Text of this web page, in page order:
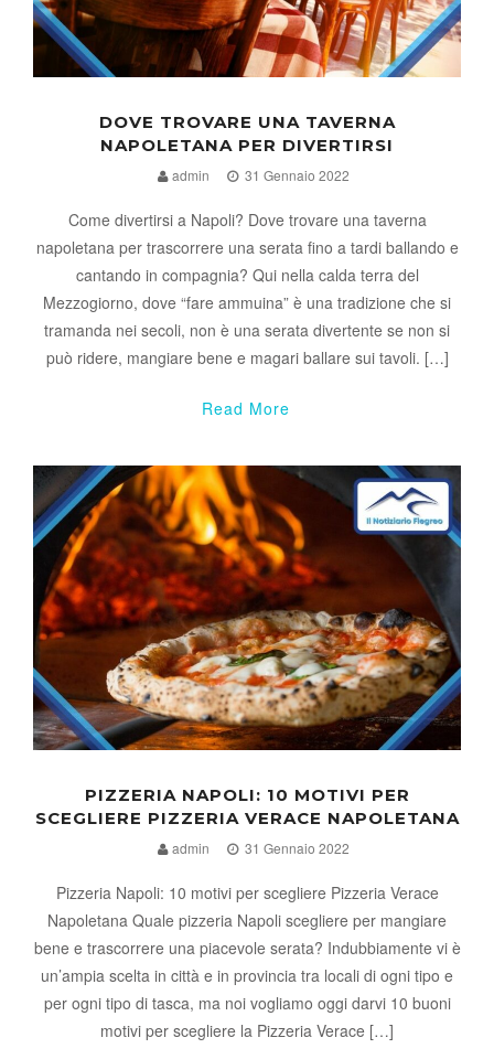
DOVE TROVARE UNA TAVERNA
NAPOLETANA PER DIVERTIRSI
admin 31 Gennaio 2022
Come divertirsi a Napoli? Dove trovare una taverna
napoletana per trascorrere una serata fino a tardi ballando e
cantando in compagnia? Qui nella calda terra del
Mezzogiorno, dove “fare ammuina” è una tradizione che si
tramanda nei secoli, non è una serata divertente se non si
può ridere, mangiare bene e magari ballare sui tavoli. […]
Read More
PIZZERIA NAPOLI: 10 MOTIVI PER
SCEGLIERE PIZZERIA VERACE NAPOLETANA
admin 31 Gennaio 2022
Pizzeria Napoli: 10 motivi per scegliere Pizzeria Verace
Napoletana Quale pizzeria Napoli scegliere per mangiare
bene e trascorrere una piacevole serata? Indubbiamente vi è
un’ampia scelta in città e in provincia tra locali di ogni tipo e
per ogni tipo di tasca, ma noi vogliamo oggi darvi 10 buoni
motivi per scegliere la Pizzeria Verace […]